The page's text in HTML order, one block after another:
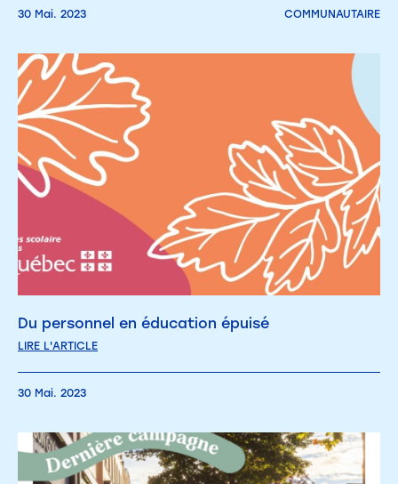
30 Mai. 2023 COMMUNAUTAIRE
Du personnel en éducation épuisé
LIRE L'ARTICLE
30 Mai. 2023